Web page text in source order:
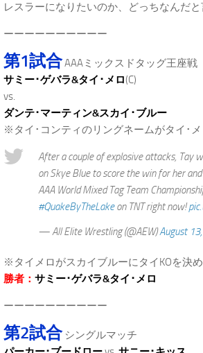
レスラーになりたいのか、どっちなんだと
ーーーーーーーーーー
第1試合AAAミックスドタッグ王座戦
サミー･ゲバラ&タイ･メロ(C)
vs.
ダンテ･マーティン&スカイ･ブルー
※タイ･コンティのリングネームがタイ･メ
After a couple of explosive attacks, Tay
on Skye Blue to score the win for her
AAA World Mixed Tag Team
#QuakeByTheLakeon TNT right now!
— All Elite Wrestling (@AEW)August
※タイメロがスカイブルーにタイKOを決
勝者： サミー･ゲバラ&タイ･メロ
ーーーーーーーーーー
第2試合シングルマッチ